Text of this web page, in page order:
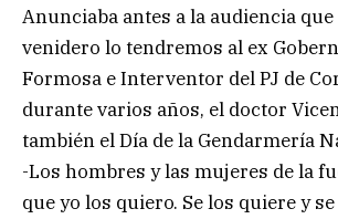
Anunciaba antes a la audiencia
venidero lo tendremos al ex
Formosa e Interventor del PJ de
durante varios años, el doctor
también el Día de la Gendarmería
-Los hombres y las mujeres de la
que yo los quiero. Se los quiere y